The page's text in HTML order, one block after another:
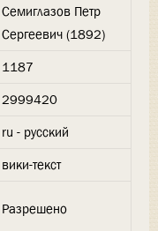
Семиглазов Петр
Сергеевич (1892)
1187
2999420
ru - русский
вики-текст
Разрешено